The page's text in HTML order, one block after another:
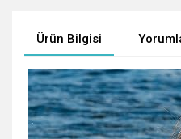
Ürün Bilgisi